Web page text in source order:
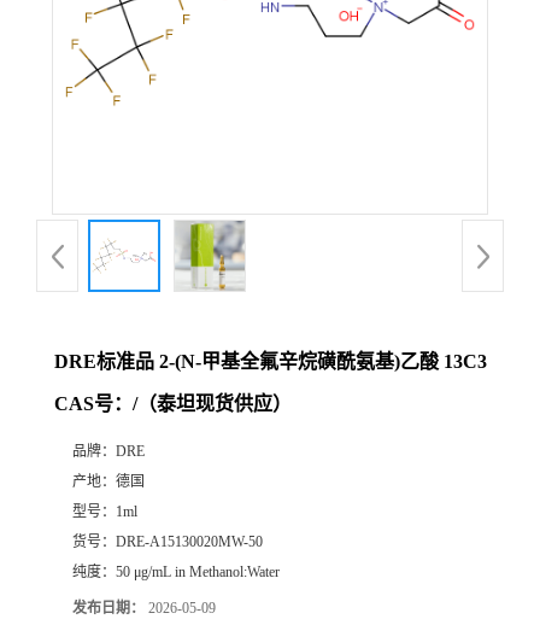
DRE标准品 2-(N-甲基全氟辛烷磺酰氨基)乙酸 13C3
CAS号：/（泰坦现货供应）
品牌： DRE
产地： 德国
型号： 1ml
货号： DRE-A15130020MW-50
纯度： 50 μg/mL in Methanol:Water
发布日期： 2026-05-09